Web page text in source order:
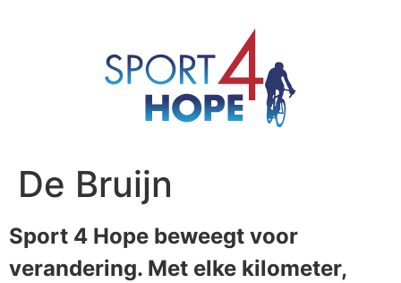
De Bruijn
Sport 4 Hope beweegt voor
verandering. Met elke kilometer,